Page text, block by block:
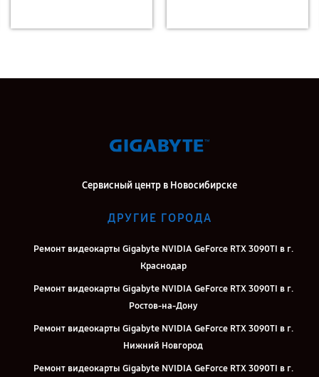
Сервисный центр в Новосибирске
ДРУГИЕ ГОРОДА
Ремонт видеокарты Gigabyte NVIDIA GeForce RTX 3090TI в г.
Краснодар
Ремонт видеокарты Gigabyte NVIDIA GeForce RTX 3090TI в г.
Ростов-на-Дону
Ремонт видеокарты Gigabyte NVIDIA GeForce RTX 3090TI в г.
Нижний Новгород
Ремонт видеокарты Gigabyte NVIDIA GeForce RTX 3090TI в г.